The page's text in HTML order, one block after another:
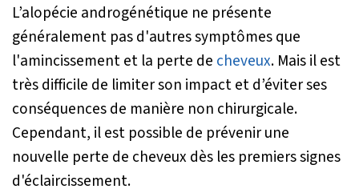
L’alopécie androgénétique ne présente
généralement pas d'autres symptômes que
l'amincissement et la perte de cheveux. Mais il est
très difficile de limiter son impact et d’éviter ses
conséquences de manière non chirurgicale.
Cependant, il est possible de prévenir une
nouvelle perte de cheveux dès les premiers signes
d'éclaircissement.